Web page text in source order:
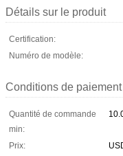
Détails sur le produit
Certification:
Numéro de modèle:
Conditions de
Quantité de commande
min:
Prix: